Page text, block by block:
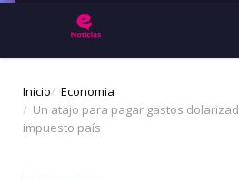
Inicio
Economia
Un atajo para pagar gastos
impuesto país